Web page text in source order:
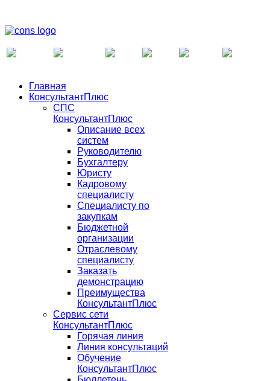
Главная
КонсультантПлюс
СПС
КонсультантПлюс
Описание всех
систем
Руководителю
Бухгалтеру
Юристу
Кадровому
специалисту
Специалисту по
закупкам
Бюджетной
организации
Отраслевому
специалисту
Заказать
демонстрацию
Преимущества
КонсультантПлюс
Сервис сети
КонсультантПлюс
Горячая линия
Линия консультаций
Обучение
КонсультантПлюс